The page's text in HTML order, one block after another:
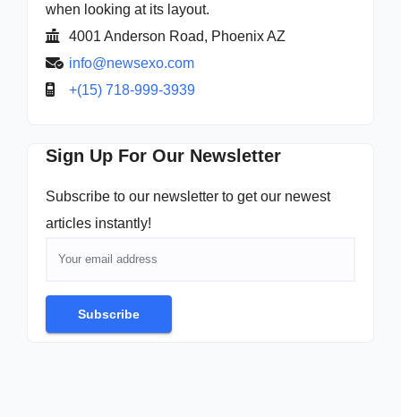
when looking at its layout.
4001 Anderson Road, Phoenix AZ
info@newsexo.com
+(15) 718-999-3939
Sign Up For Our Newsletter
Subscribe to our newsletter to get our newest
articles instantly!
Subscribe